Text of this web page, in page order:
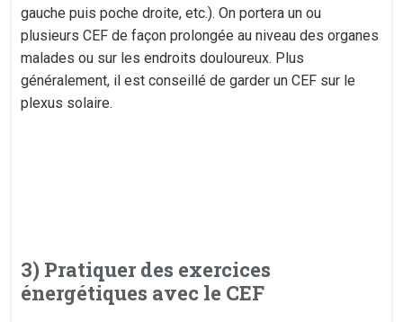
gauche puis poche droite, etc.). On portera un ou
plusieurs CEF de façon prolongée au niveau des organes
malades ou sur les endroits douloureux. Plus
généralement, il est conseillé de garder un CEF sur le
plexus solaire.
3) Pratiquer des exercices
énergétiques avec le CEF